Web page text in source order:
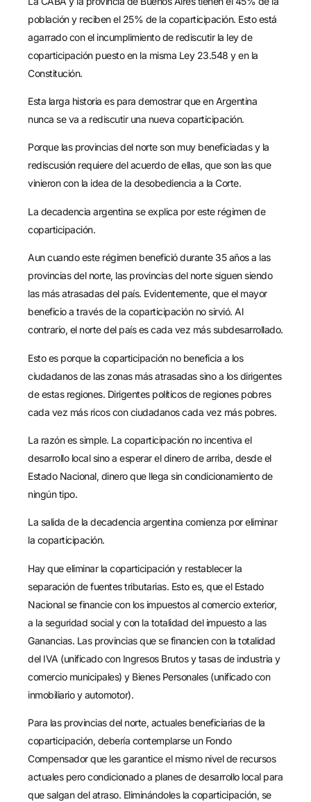
población y reciben el 25% de la coparticipación. Esto está
agarrado con el incumplimiento de rediscutir la ley de
coparticipación puesto en la misma Ley 23.548 y en la
Constitución.
Esta larga historia es para demostrar que en Argentina
nunca se va a rediscutir una nueva coparticipación.
Porque las provincias del norte son muy beneficiadas y la
rediscusión requiere del acuerdo de ellas, que son las que
vinieron con la idea de la desobediencia a la Corte.
La decadencia argentina se explica por este régimen de
coparticipación.
Aun cuando este régimen benefició durante 35 años a las
provincias del norte, las provincias del norte siguen siendo
las más atrasadas del país. Evidentemente, que el mayor
beneficio a través de la coparticipación no sirvió. Al
contrario, el norte del país es cada vez más subdesarrollado.
Esto es porque la coparticipación no beneficia a los
ciudadanos de las zonas más atrasadas sino a los dirigentes
de estas regiones. Dirigentes políticos de regiones pobres
cada vez más ricos con ciudadanos cada vez más pobres.
La razón es simple. La coparticipación no incentiva el
desarrollo local sino a esperar el dinero de arriba, desde el
Estado Nacional, dinero que llega sin condicionamiento de
ningún tipo.
La salida de la decadencia argentina comienza por eliminar
la coparticipación.
Hay que eliminar la coparticipación y restablecer la
separación de fuentes tributarias. Esto es, que el Estado
Nacional se financie con los impuestos al comercio exterior,
a la seguridad social y con la totalidad del impuesto a las
Ganancias. Las provincias que se financien con la totalidad
del IVA (unificado con Ingresos Brutos y tasas de industria y
comercio municipales) y Bienes Personales (unificado con
inmobiliario y automotor).
Para las provincias del norte, actuales beneficiarias de la
coparticipación, debería contemplarse un Fondo
Compensador que les garantice el mismo nivel de recursos
actuales pero condicionado a planes de desarrollo local para
que salgan del atraso. Eliminándoles la coparticipación, se